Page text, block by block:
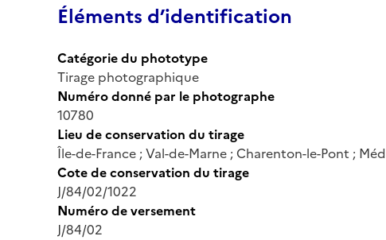
Éléments d’identification
Catégorie du phototype
Tirage photographique
Numéro donné par le photographe
10780
Lieu de conservation du tirage
Île-de-France ; Val-de-Marne ; Charenton-le-Pont ;
Cote de conservation du tirage
J/84/02/1022
Numéro de versement
J/84/02